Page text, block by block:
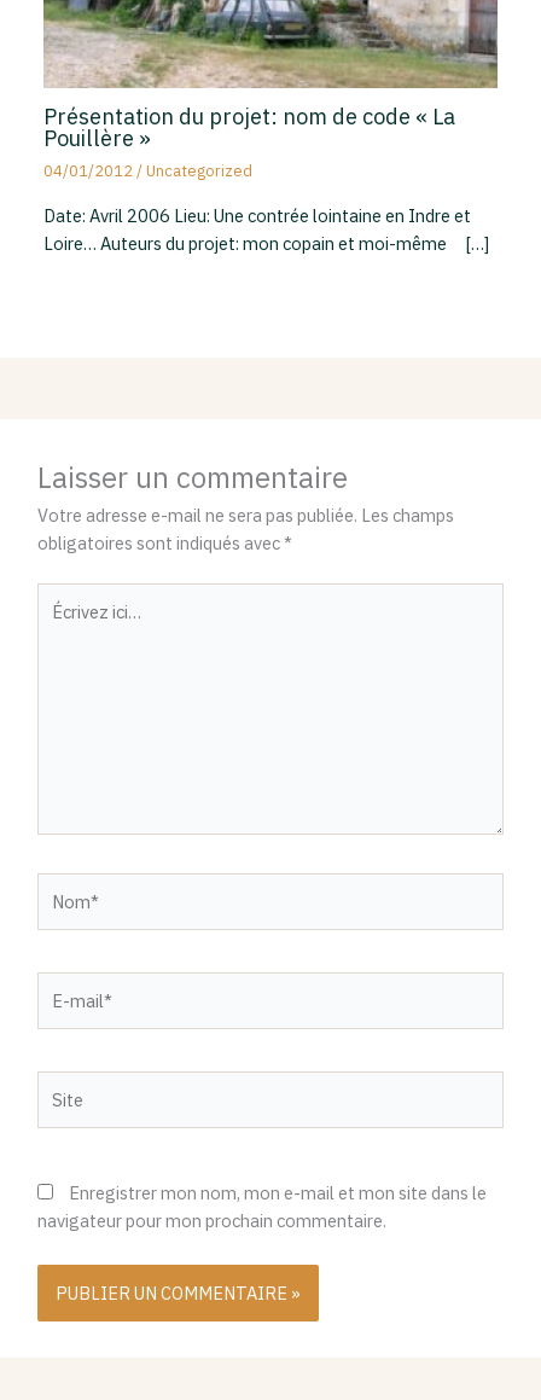
Présentation du projet: nom de code « La
Pouillère »
04/01/2012/Uncategorized
Date: Avril 2006 Lieu: Une contrée lointaine en Indre et
Loire… Auteurs du projet: mon copain et moi-même […]
Laisser un commentaire
Votre adresse e-mail ne sera pas publiée. Les champs
obligatoires sont indiqués avec*
Écrivez
ici…
mail*
Enregistrer mon nom, mon e-mail et mon site dans le
navigateur pour mon prochain commentaire.